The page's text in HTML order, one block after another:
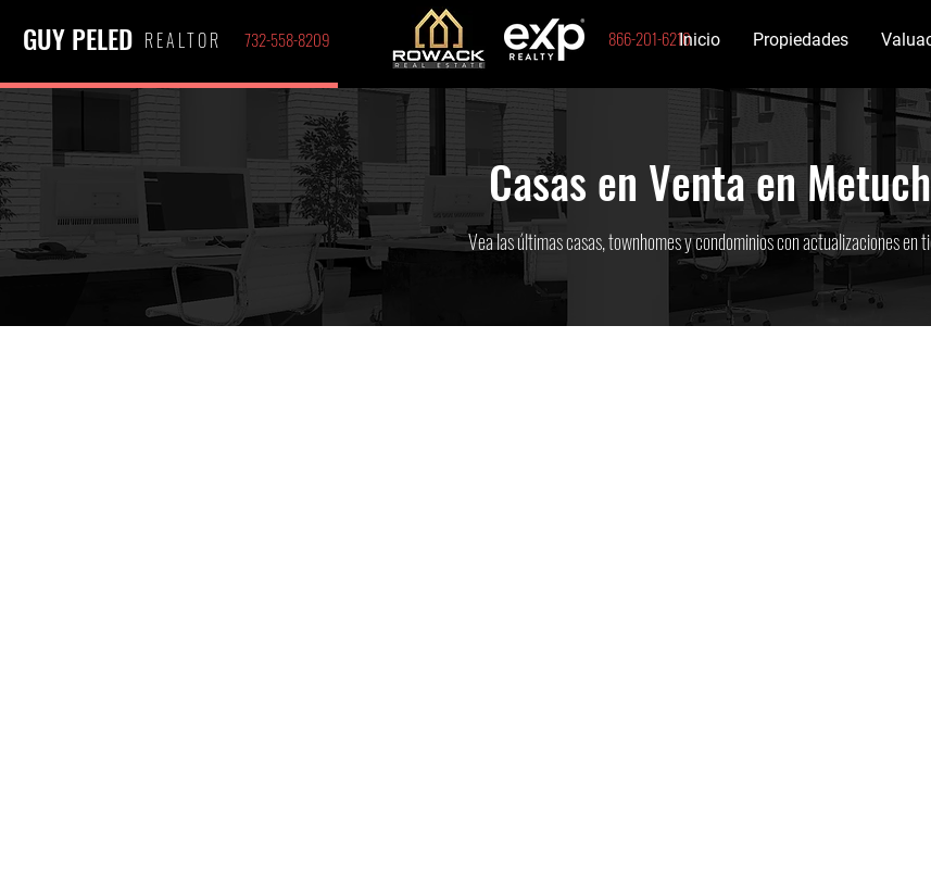
GUY PELED REALTOR 732-558-8209 866-201-6210Inicio Propiedades
Casas en Venta en
Vea las últimas casas, townhomes y condominios con actualizaciones en